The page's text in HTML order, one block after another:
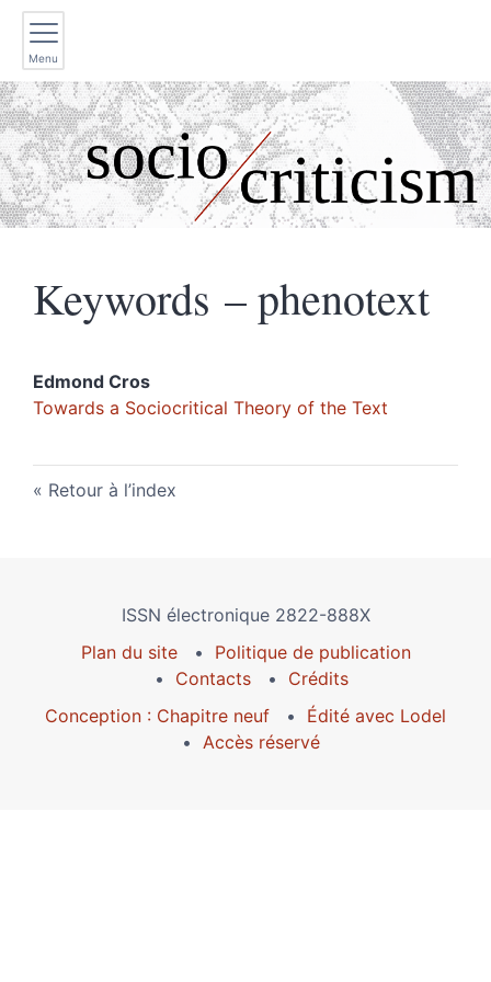
Menu
Keywords – phenotext
Edmond Cros
Towards a Sociocritical Theory of the Text
Retour à l’index
ISSN électronique 2822-888X
Plan du site
Politique de publication
Contacts
Crédits
Conception : Chapitre neuf
Édité avec Lodel
Accès réservé